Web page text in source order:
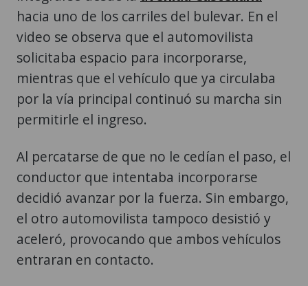
hacia uno de los carriles del bulevar. En el
video se observa que el automovilista
solicitaba espacio para incorporarse,
mientras que el vehículo que ya circulaba
por la vía principal continuó su marcha sin
permitirle el ingreso.
Al percatarse de que no le cedían el paso, el
conductor que intentaba incorporarse
decidió avanzar por la fuerza. Sin embargo,
el otro automovilista tampoco desistió y
aceleró, provocando que ambos vehículos
entraran en contacto.